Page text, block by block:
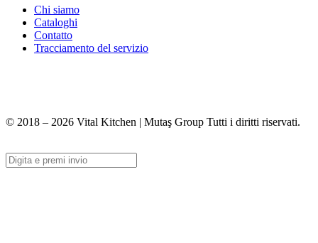
Chi siamo
Cataloghi
Contatto
Tracciamento del servizio
© 2018 – 2026 Vital Kitchen | Mutaş Group Tutti i diritti riservati.